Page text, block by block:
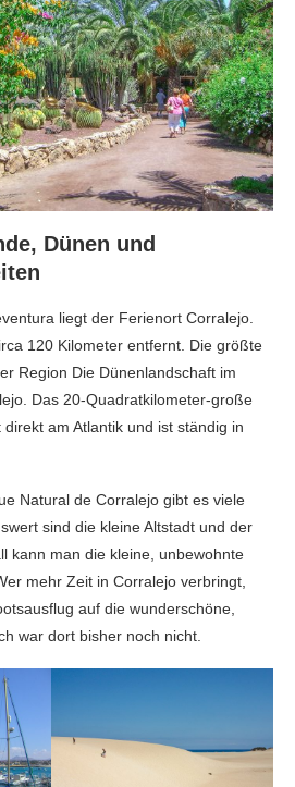
Dünen und
liegt der Ferienort Corralejo.
120 Kilometer entfernt. Die größte
Region Die Dünenlandschaft im
Das 20-Quadratkilometer-große
am Atlantik und ist ständig in
Natural de Corralejo gibt es viele
sind die kleine Altstadt und der
kann man die kleine, unbewohnte
mehr Zeit in Corralejo verbringt,
auf die wunderschöne,
war dort bisher noch nicht.